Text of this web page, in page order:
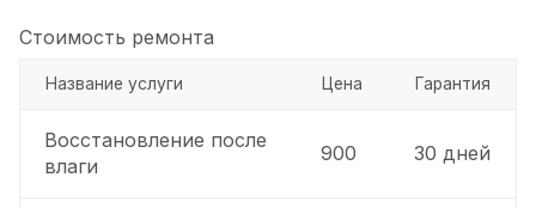
Стоимость ремонта
Название услуги Цена Гарантия
Восстановление после
влаги
900 30 дней